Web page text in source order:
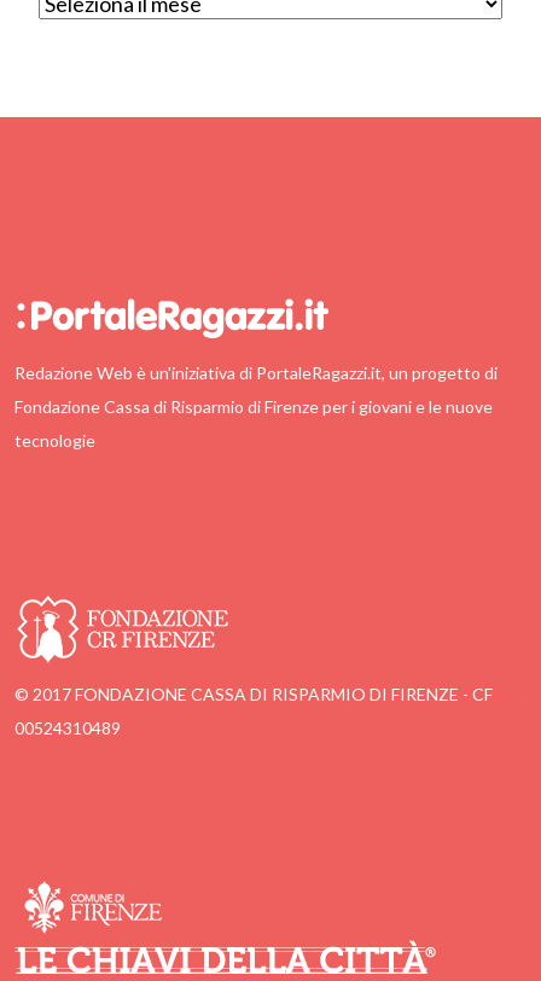
Redazione Web è un'iniziativa di PortaleRagazzi.it, un progetto di
Fondazione Cassa di Risparmio di Firenze per i giovani e le nuove
tecnologie
© 2017 FONDAZIONE CASSA DI RISPARMIO DI FIRENZE - CF
00524310489